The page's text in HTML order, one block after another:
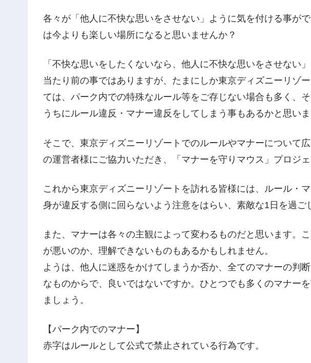
各々が「他人に不快な思いをさせない」ように気を付ける事が
は今よりも楽しい場所になると思いませんか？
「不快な思いをしたくないなら、他人に不快な思いをさせない」
当たり前の事ではありますが、たまにしか東京ディズニーリゾ
ては、パーク内での特殊なルール等をご存じない場合も多く、
うちにルール違反・マナー違反をしてしまう事もあるかと思いま
そこで、東京ディズニーリゾートでのルールやマナーについて
の運営者様にご協力いただき、「マナーを守りマウス」プロジェ
これから東京ディズニーリゾートを訪れる皆様には、ルール・
身が違反する側に回らないよう注意をはらい、素敵な1日を過ご
また、マナーは各々の主観によって変わるものだと思います。
が悪いのか、理解できないものもあるかもしれません。
ようは、他人に迷惑をかけてしまうか否か、全てのマナーの判
なものからで、良いではないですか。ひとつでも多くのマナー
ましょう。
【パーク内でのマナー】
赤字はルールとして公式で禁止されている行為です。